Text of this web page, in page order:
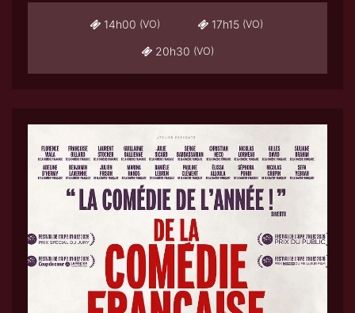
14h00 (VO) 17h15 (VO)
20h30 (VO)